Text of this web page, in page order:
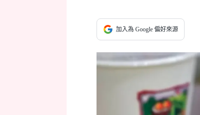
加入為 Google 偏好來源